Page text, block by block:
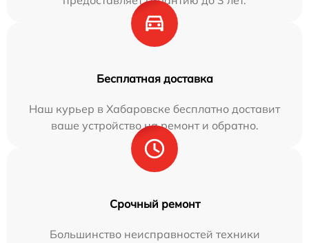
Бесплатная доставка
Наш курьер в Хабаровске бесплатно доставит
ваше устройство на ремонт и обратно.
Срочный ремонт
Большинство неисправностей техники